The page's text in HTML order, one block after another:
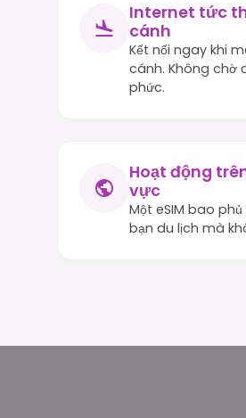
Internet tức
cánh
Kết nối ngay khi
cánh. Không chờ
phức.
Hoạt động
vực
Một eSIM bao
bạn du lịch mà